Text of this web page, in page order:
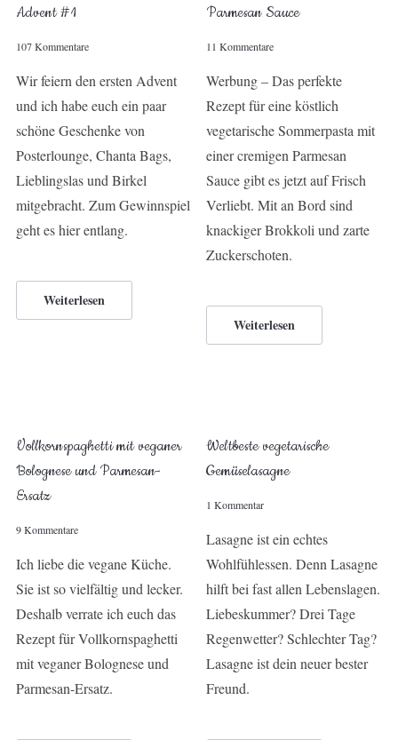
Advent #1
107 Kommentare
Wir feiern den ersten Advent
und ich habe euch ein paar
schöne Geschenke von
Posterlounge, Chanta Bags,
Lieblingslas und Birkel
mitgebracht. Zum Gewinnspiel
geht es hier entlang.
Weiterlesen
Parmesan Sauce
11 Kommentare
Werbung – Das perfekte
Rezept für eine köstlich
vegetarische Sommerpasta mit
einer cremigen Parmesan
Sauce gibt es jetzt auf Frisch
Verliebt. Mit an Bord sind
knackiger Brokkoli und zarte
Zuckerschoten.
Weiterlesen
Vollkornspaghetti mit veganer
Bolognese und Parmesan-
Ersatz
9 Kommentare
Ich liebe die vegane Küche.
Sie ist so vielfältig und lecker.
Deshalb verrate ich euch das
Rezept für Vollkornspaghetti
mit veganer Bolognese und
Parmesan-Ersatz.
Weltbeste vegetarische
Gemüselasagne
1 Kommentar
Lasagne ist ein echtes
Wohlfühlessen. Denn Lasagne
hilft bei fast allen Lebenslagen.
Liebeskummer? Drei Tage
Regenwetter? Schlechter Tag?
Lasagne ist dein neuer bester
Freund.